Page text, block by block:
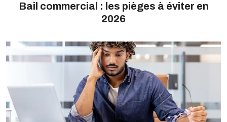
Bail commercial : les pièges à éviter en
2026